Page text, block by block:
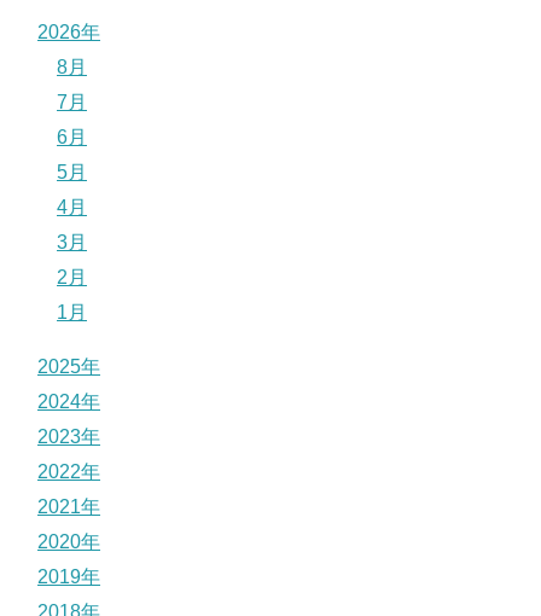
2026年
8月
7月
6月
5月
4月
3月
2月
1月
2025年
2024年
2023年
2022年
2021年
2020年
2019年
2018年